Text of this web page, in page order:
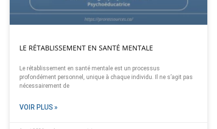
LE RÉTABLISSEMENT EN SANTÉ MENTALE
Le rétablissement en santé mentale est un processus
profondément personnel, unique à chaque individu. Il ne s’agit pas
nécessairement de
VOIR PLUS »